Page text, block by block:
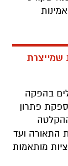
שמייצרת
בהפקה
התאורה ועד
מותאמות